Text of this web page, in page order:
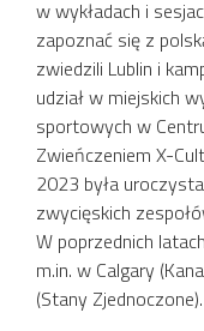
w wykładach i
zapoznać się z
zwiedzili Lublin i
udział w miejskich
sportowych w
Zwieńczeniem X-
2023 była
zwycięskich
W poprzednich
m.in. w Calgary
(Stany Zjednoczone).